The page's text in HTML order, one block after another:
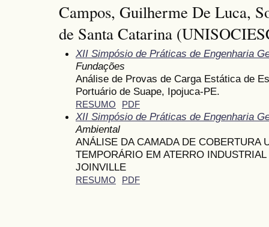
Campos, Guilherme De Luca,
de Santa Catarina
XII Simpósio de Práticas de Engenharia
Fundações
Análise de Provas de Carga Estática de
Portuário de Suape, Ipojuca-PE.
RESUMO PDF
XII Simpósio de Práticas de Engenharia
Ambiental
ANÁLISE DA CAMADA DE COBERTURA
TEMPORÁRIO EM ATERRO
JOINVILLE
RESUMO PDF